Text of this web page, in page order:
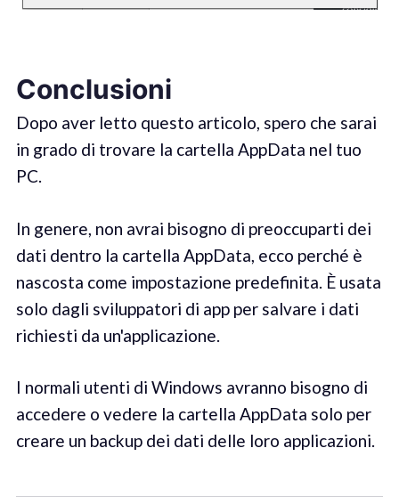
Conclusioni
Dopo aver letto questo articolo, spero che sarai
in grado di trovare la cartella AppData nel tuo
PC.
In genere, non avrai bisogno di preoccuparti dei
dati dentro la cartella AppData, ecco perché è
nascosta come impostazione predefinita. È usata
solo dagli sviluppatori di app per salvare i dati
richiesti da un'applicazione.
I normali utenti di Windows avranno bisogno di
accedere o vedere la cartella AppData solo per
creare un backup dei dati delle loro applicazioni.